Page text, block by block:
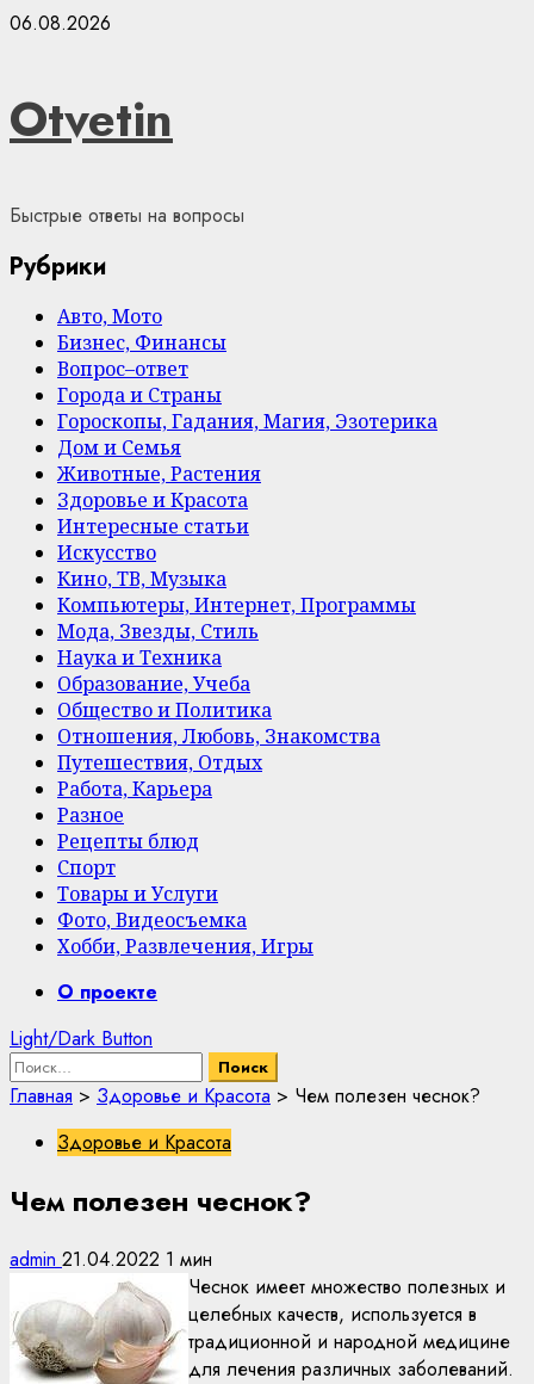
Skip
06.08.2026
Otvetin
Быстрые ответы на вопросы
Рубрики
Авто, Мото
Бизнес, Финансы
Вопрос–ответ
Города и Страны
Гороскопы, Гадания, Магия, Эзотерика
Дом и Семья
Животные, Растения
Здоровье и Красота
Интересные статьи
Искусство
Кино, ТВ, Музыка
Компьютеры, Интернет, Программы
Мода, Звезды, Стиль
Наука и Техника
Образование, Учеба
Общество и Политика
Отношения, Любовь, Знакомства
Путешествия, Отдых
Работа, Карьера
Разное
Рецепты блюд
Спорт
Товары и Услуги
Фото, Видеосъемка
Хобби, Развлечения, Игры
PrimaryО проекте
Light/Dark Button
Найти:
Главная > Здоровье и Красота > Чем полезен чеснок?
Здоровье и Красота
Чем полезен чеснок?
admin 21.04.2022 1 мин
Чеснок имеет множество полезных и
целебных качеств, используется в
традиционной и народной медицине
для лечения различных заболеваний.